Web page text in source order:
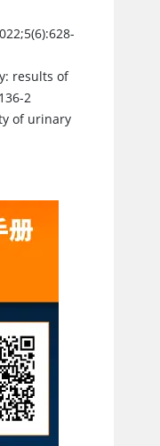
results of
2
of urinary